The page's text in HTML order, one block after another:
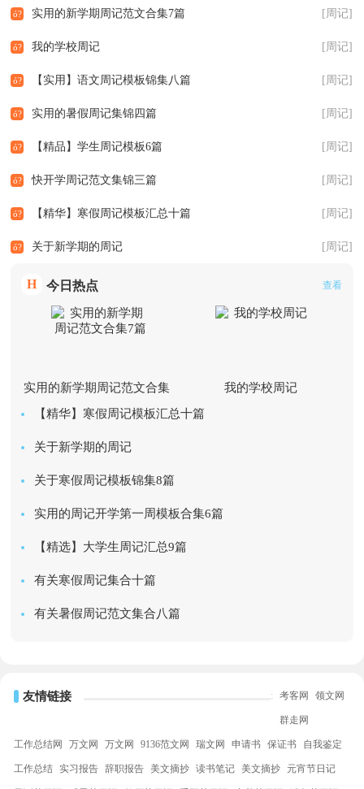
[周记]
实用的新学期周记范文合集7篇
[周记]
我的学校周记
[周记]
【实用】语文周记模板锦集八篇
[周记]
实用的暑假周记集锦四篇
[周记]
【精品】学生周记模板6篇
[周记]
快开学周记范文集锦三篇
[周记]
【精华】寒假周记模板汇总十篇
[周记]
关于新学期的周记
H 今日热点 查看
实用的新学期周记范文合集
7篇
我的学校周记
【精华】寒假周记模板汇总十篇
关于新学期的周记
关于寒假周记模板锦集8篇
实用的周记开学第一周模板合集6篇
【精选】大学生周记汇总9篇
有关寒假周记集合十篇
有关暑假周记范文集合八篇
友情链接 : 考客网 领文网
群走网
工作总结网 万文网 万文网 9136范文网 瑞文网 申请书 保证书 自我鉴定
工作总结 实习报告 辞职报告 美文摘抄 读书笔记 美文摘抄 元宵节日记